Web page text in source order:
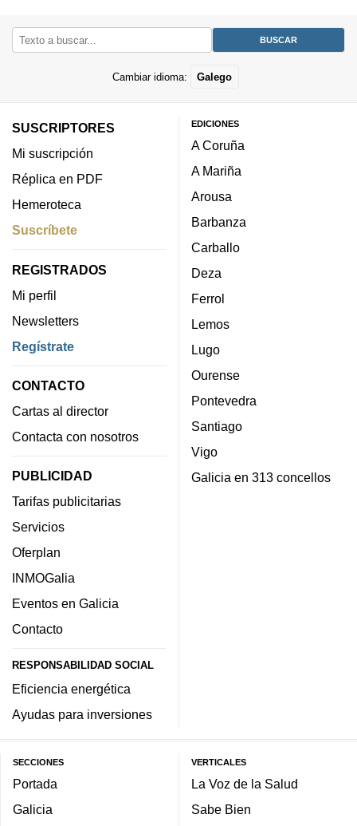
Cambiar idioma: Galego
SUSCRIPTORES
Mi suscripción
Réplica en PDF
Hemeroteca
Suscríbete
REGISTRADOS
Mi perfil
Newsletters
Regístrate
CONTACTO
Cartas al director
Contacta con nosotros
PUBLICIDAD
Tarifas publicitarias
Servicios
Oferplan
INMOGalia
Eventos en Galicia
Contacto
RESPONSABILIDAD SOCIAL
Eficiencia energética
Ayudas para inversiones
EDICIONES
A Coruña
A Mariña
Arousa
Barbanza
Carballo
Deza
Ferrol
Lemos
Lugo
Ourense
Pontevedra
Santiago
Vigo
Galicia en 313 concellos
SECCIONES
Portada
Galicia
VERTICALES
La Voz de la Salud
Sabe Bien